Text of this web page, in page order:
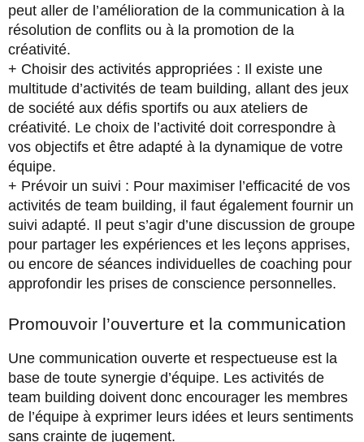
peut aller de l’amélioration de la communication à la
résolution de conflits ou à la promotion de la
créativité.
+ Choisir des activités appropriées : Il existe une
multitude d’activités de team building, allant des jeux
de société aux défis sportifs ou aux ateliers de
créativité. Le choix de l’activité doit correspondre à
vos objectifs et être adapté à la dynamique de votre
équipe.
+ Prévoir un suivi : Pour maximiser l’efficacité de vos
activités de team building, il faut également fournir un
suivi adapté. Il peut s’agir d’une discussion de groupe
pour partager les expériences et les leçons apprises,
ou encore de séances individuelles de coaching pour
approfondir les prises de conscience personnelles.
Promouvoir l’ouverture et la communication
Une communication ouverte et respectueuse est la
base de toute synergie d’équipe. Les activités de
team building doivent donc encourager les membres
de l’équipe à exprimer leurs idées et leurs sentiments
sans crainte de jugement.